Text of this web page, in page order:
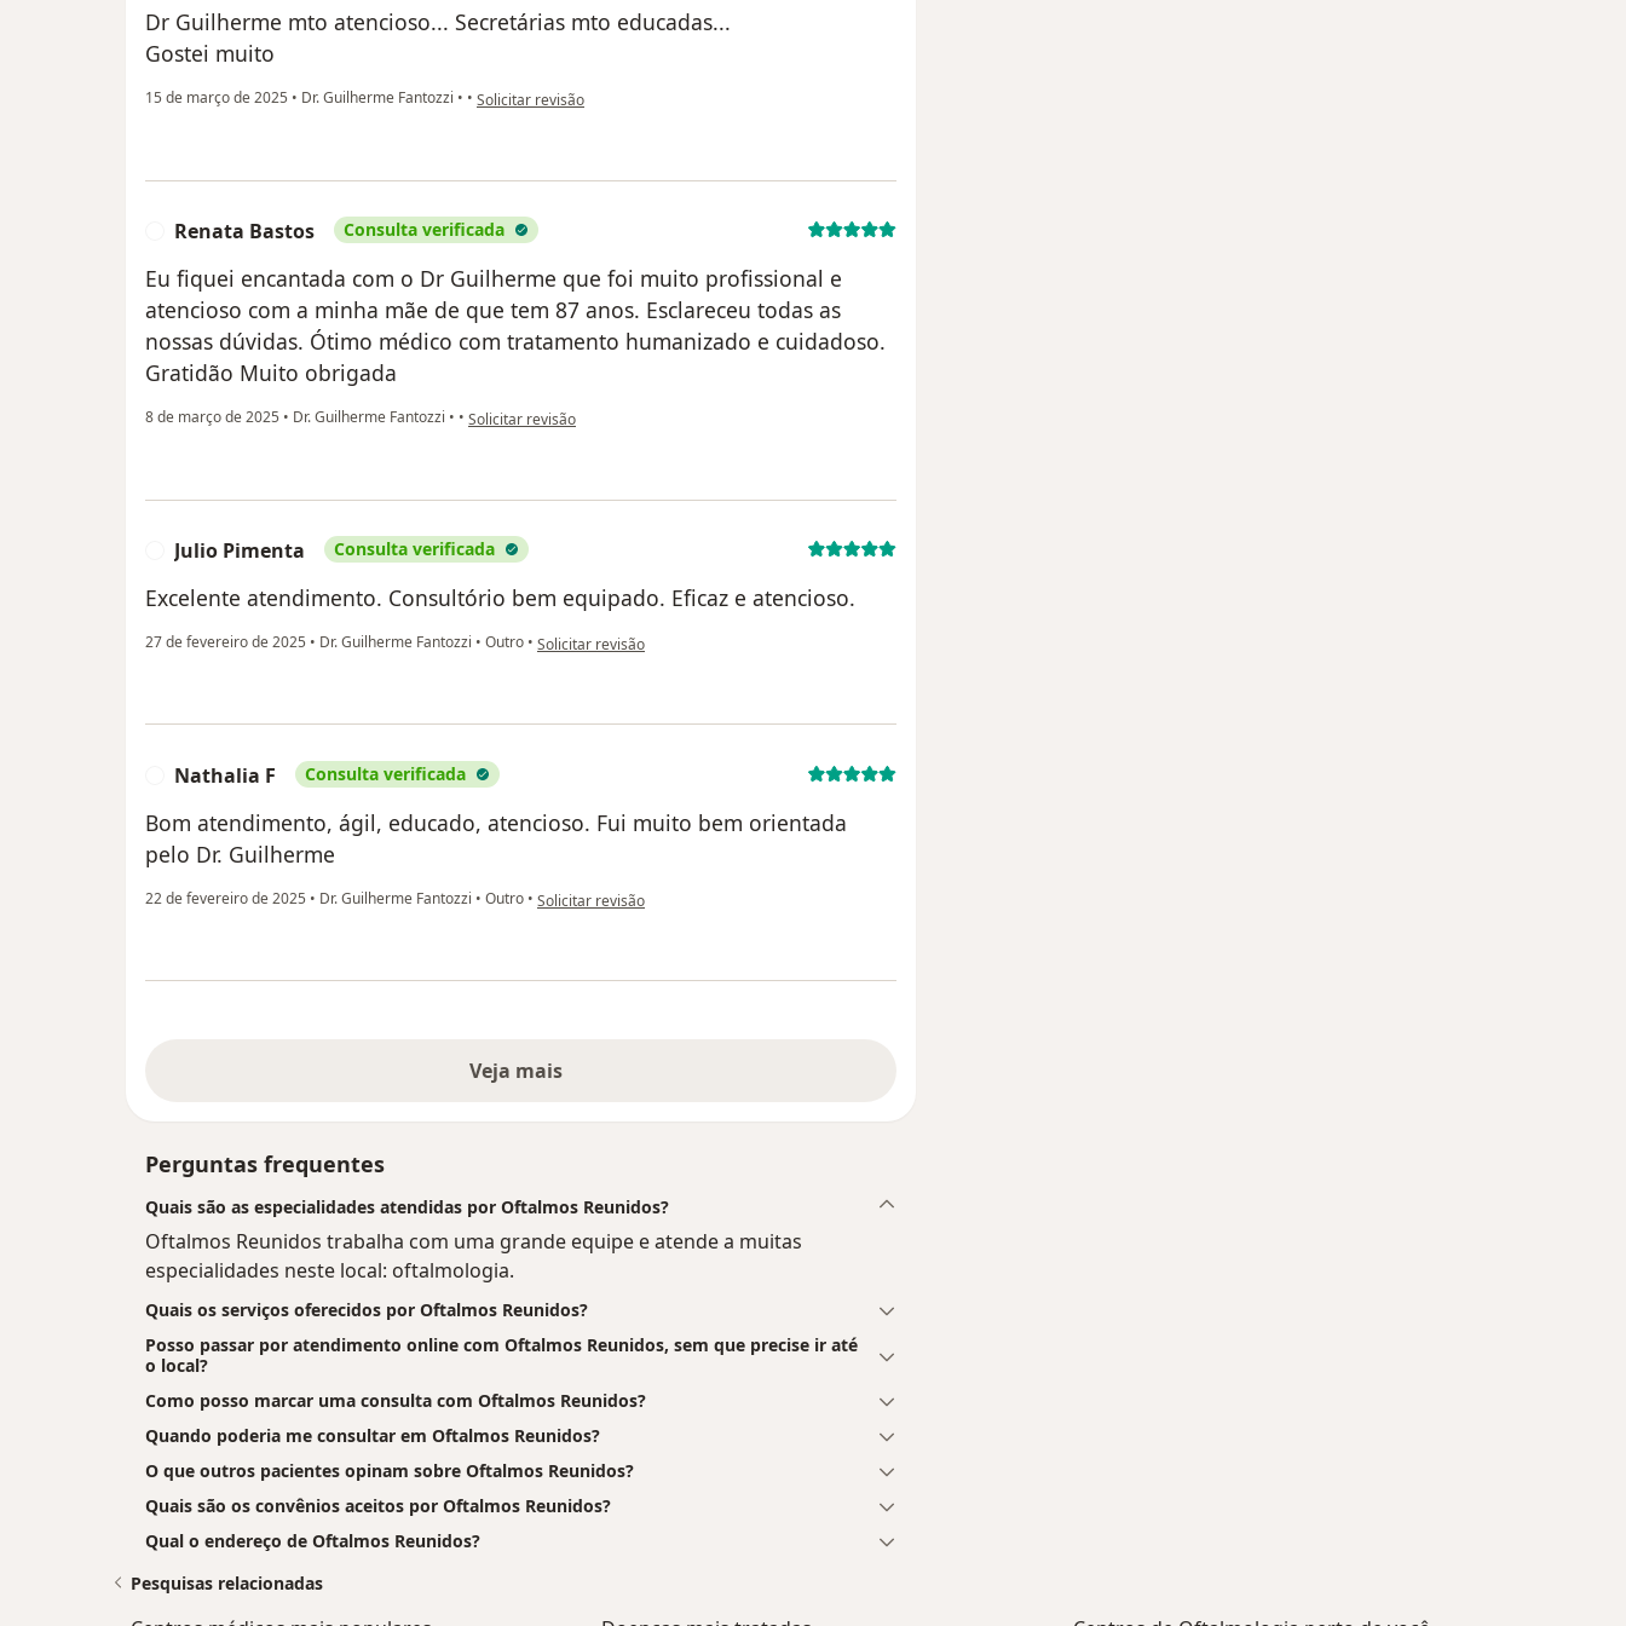
Dr Guilherme mto atencioso... Secretárias mto educadas...
Gostei muito
15 de março de 2025 • Dr. Guilherme Fantozzi • • na opinião do utilizador Viviane Encrenazi
Solicitar revisão
Renata Bastos Consulta verificada
Eu fiquei encantada com o Dr Guilherme que foi muito profissional e
atencioso com a minha mãe de que tem 87 anos. Esclareceu todas as
nossas dúvidas. Ótimo médico com tratamento humanizado e cuidadoso.
Gratidão Muito obrigada
8 de março de 2025 • Dr. Guilherme Fantozzi • • na opinião do utilizador Renata Bastos
Solicitar revisão
Julio Pimenta Consulta verificada
Excelente atendimento. Consultório bem equipado. Eficaz e atencioso.
27 de fevereiro de 2025 • Dr. Guilherme Fantozzi • Outro • na opinião do utilizador Julio Pimenta
Solicitar revisão
Nathalia F Consulta verificada
Bom atendimento, ágil, educado, atencioso. Fui muito bem orientada
pelo Dr. Guilherme
22 de fevereiro de 2025 • Dr. Guilherme Fantozzi • Outro • na opinião do utilizador Nathalia F
Solicitar revisão
Veja mais
Perguntas frequentes
Quais são as especialidades atendidas por Oftalmos Reunidos?
Oftalmos Reunidos trabalha com uma grande equipe e atende a muitas
especialidades neste local: oftalmologia.
Quais os serviços oferecidos por Oftalmos Reunidos?
Posso passar por atendimento online com Oftalmos Reunidos, sem que precise ir até
o local?
Como posso marcar uma consulta com Oftalmos Reunidos?
Quando poderia me consultar em Oftalmos Reunidos?
O que outros pacientes opinam sobre Oftalmos Reunidos?
Quais são os convênios aceitos por Oftalmos Reunidos?
Qual o endereço de Oftalmos Reunidos?
Pesquisas relacionadas